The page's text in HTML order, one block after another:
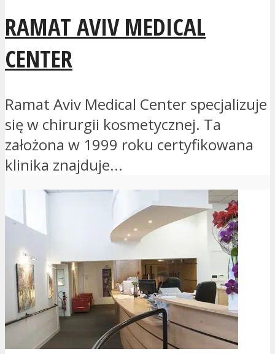
RAMAT AVIV MEDICAL
CENTER
Ramat Aviv Medical Center specjalizuje
się w chirurgii kosmetycznej. Ta
założona w 1999 roku certyfikowana
klinika znajduje...